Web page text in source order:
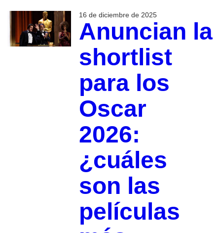
16 de diciembre de 2025
Anuncian la
shortlist
para los
Oscar
2026:
¿cuáles
son las
películas